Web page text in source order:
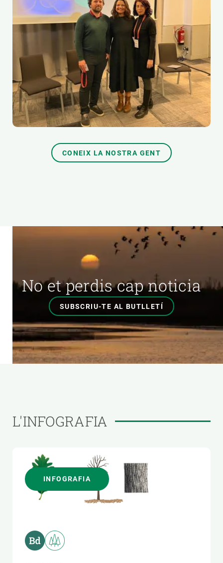
CONEIX LA NOSTRA GENT
No et perdis cap noticia
SUBSCRIU-TE AL BUTLLETÍ
L'INFOGRAFIA
INFOGRAFIA